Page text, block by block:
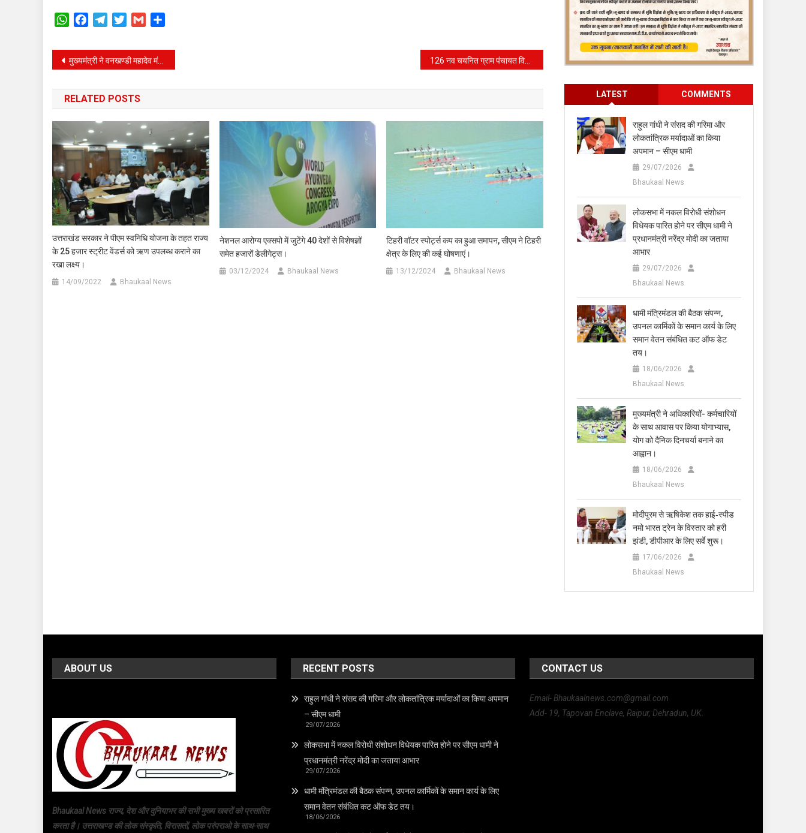
WhatsAppFacebookTelegramTwitterGmail
Post
navigation
मुख्यमंत्री ने वनखण्डी महादेव मंदिर में 12 दिवसीय महाशिवरात्रि मेले का किया शुभारंभ। 126 नव चयनित ग्राम पंचायत विकास अधिकारियों को मुख्यमंत्री ने प्रदान किये नियुक्ति पत्र।
RELATED POSTS
उत्तराखंड सरकार ने पीएम स्वनिधि योजना के तहत राज्य
के 25 हजार स्ट्रीट वेंडर्स को ऋण उपलब्ध कराने का
रखा लक्ष्य।
14/09/2022 Bhaukaal News
नेशनल आरोग्य एक्सपो में जुटेंगे 40 देशों से विशेषज्ञों
समेत हजारों डेलीगेट्स।
03/12/2024 Bhaukaal News
टिहरी वॉटर स्पोर्ट्स कप का हुआ समापन, सीएम ने टिहरी
क्षेत्र के लिए की कई घोषणाएं।
13/12/2024 Bhaukaal News
LATEST COMMENTS
राहुल गांधी ने संसद की गरिमा और
लोकतांत्रिक मर्यादाओं का किया
अपमान – सीएम धामी
29/07/2026
Bhaukaal News
लोकसभा में नकल विरोधी संशोधन
विधेयक पारित होने पर सीएम धामी ने
प्रधानमंत्री नरेंद्र मोदी का जताया
आभार
29/07/2026
Bhaukaal News
धामी मंत्रिमंडल की बैठक संपन्न,
उपनल कार्मिकों के समान कार्य के लिए
समान वेतन संबंधित कट ऑफ डेट
तय।
18/06/2026
Bhaukaal News
मुख्यमंत्री ने अधिकारियों- कर्मचारियों
के साथ आवास पर किया योगाभ्यास,
योग को दैनिक दिनचर्या बनाने का
आह्वान।
18/06/2026
Bhaukaal News
मोदीपुरम से ऋषिकेश तक हाई‑स्पीड
नमो भारत ट्रेन के विस्तार को हरी
झंडी, डीपीआर के लिए सर्वे शुरू।
17/06/2026
Bhaukaal News
ABOUT US
Bhaukaal News राज्य, देश और दुनियाभर की सभी मुख्य खबरों को प्रसारित
करता है। उत्तराखण्ड की लोक संस्कृति, विरासतों, लोक परंपराओ के साथ-साथ
RECENT POSTS
राहुल गांधी ने संसद की गरिमा और लोकतांत्रिक मर्यादाओं का किया अपमान
– सीएम धामी
29/07/2026
लोकसभा में नकल विरोधी संशोधन विधेयक पारित होने पर सीएम धामी ने
प्रधानमंत्री नरेंद्र मोदी का जताया आभार
29/07/2026
धामी मंत्रिमंडल की बैठक संपन्न, उपनल कार्मिकों के समान कार्य के लिए
समान वेतन संबंधित कट ऑफ डेट तय।
18/06/2026
CONTACT US
Email- Bhaukaalnews.com@gmail.com
Add- 19, Tapovan Enclave, Raipur, Dehradun, UK.